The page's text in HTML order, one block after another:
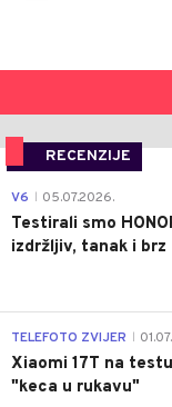
RECENZIJE
V6 05.07.2026.
Testirali smo
izdržljiv, tanak i brz
TELEFOTO ZVIJER
Xiaomi 17T na
"keca u rukavu"